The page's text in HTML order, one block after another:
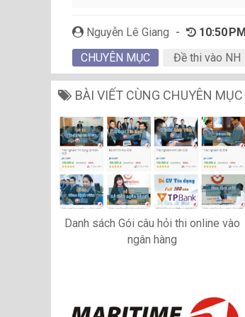
Nguyễn Lê Giang - 10:50 PM
CHUYÊN MỤC
Đề thi vào NH
BÀI VIẾT CÙNG CHUYÊN MỤC
Danh sách Gói câu hỏi thi online vào
ngân hàng